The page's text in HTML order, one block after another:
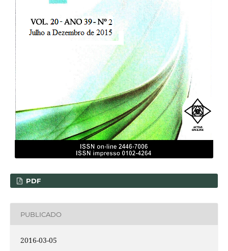
PDF
PUBLICADO
2016-03-05